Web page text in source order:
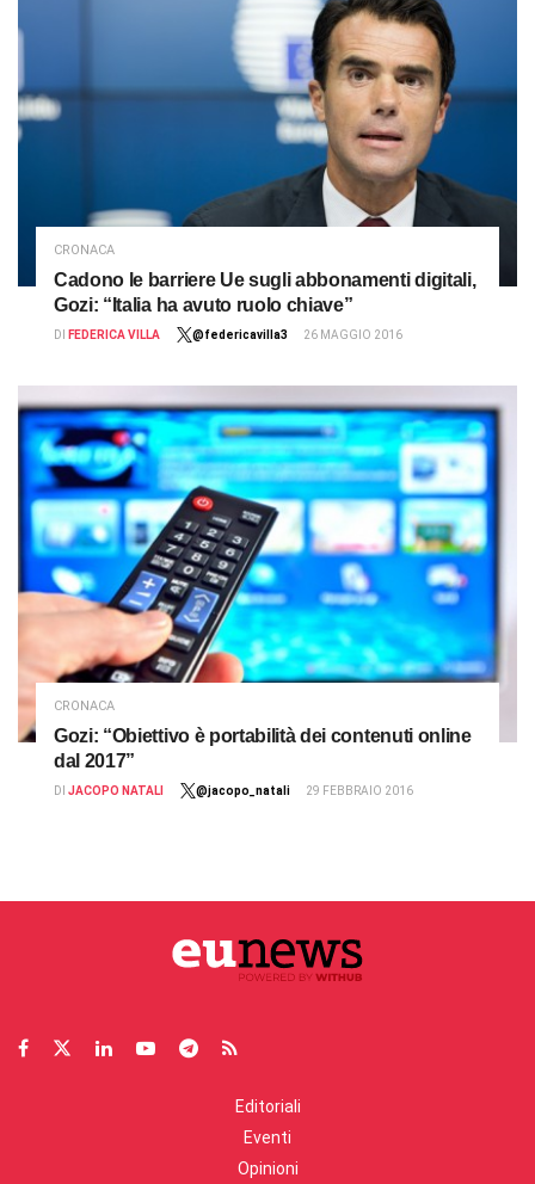
CRONACA
Cadono le barriere Ue sugli abbonamenti digitali,
Gozi: “Italia ha avuto ruolo chiave”
DI FEDERICA VILLA @federicavilla3 26 MAGGIO 2016
CRONACA
Gozi: “Obiettivo è portabilità dei contenuti online
dal 2017”
DI JACOPO NATALI @jacopo_natali 29 FEBBRAIO 2016
Editoriali
Eventi
Opinioni